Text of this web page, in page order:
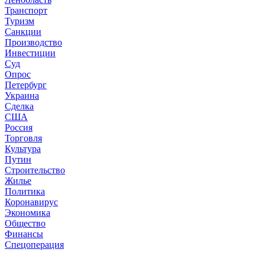
Транспорт
Туризм
Санкции
Производство
Инвестиции
Суд
Опрос
Петербург
Украина
Сделка
США
Россия
Торговля
Культура
Путин
Строительство
Жилье
Политика
Коронавирус
Экономика
Общество
Финансы
Спецоперация